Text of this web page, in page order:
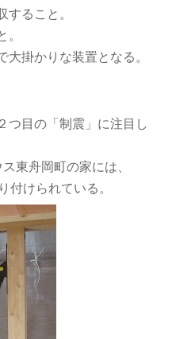
すること。
。
大掛かりな装置となる。
つ目の「制震」に注目し
東舟岡町の家には、
付けられている。